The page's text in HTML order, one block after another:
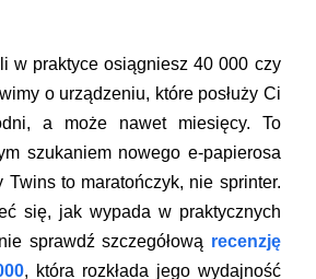
w praktyce osiągniesz 40 000 czy
o urządzeniu, które posłuży Ci
a może nawet miesięcy. To
szukaniem nowego e-papierosa
to maratończyk, nie sprinter.
się, jak wypada w praktycznych
sprawdź szczegółową recenzję
, która rozkłada jego wydajność